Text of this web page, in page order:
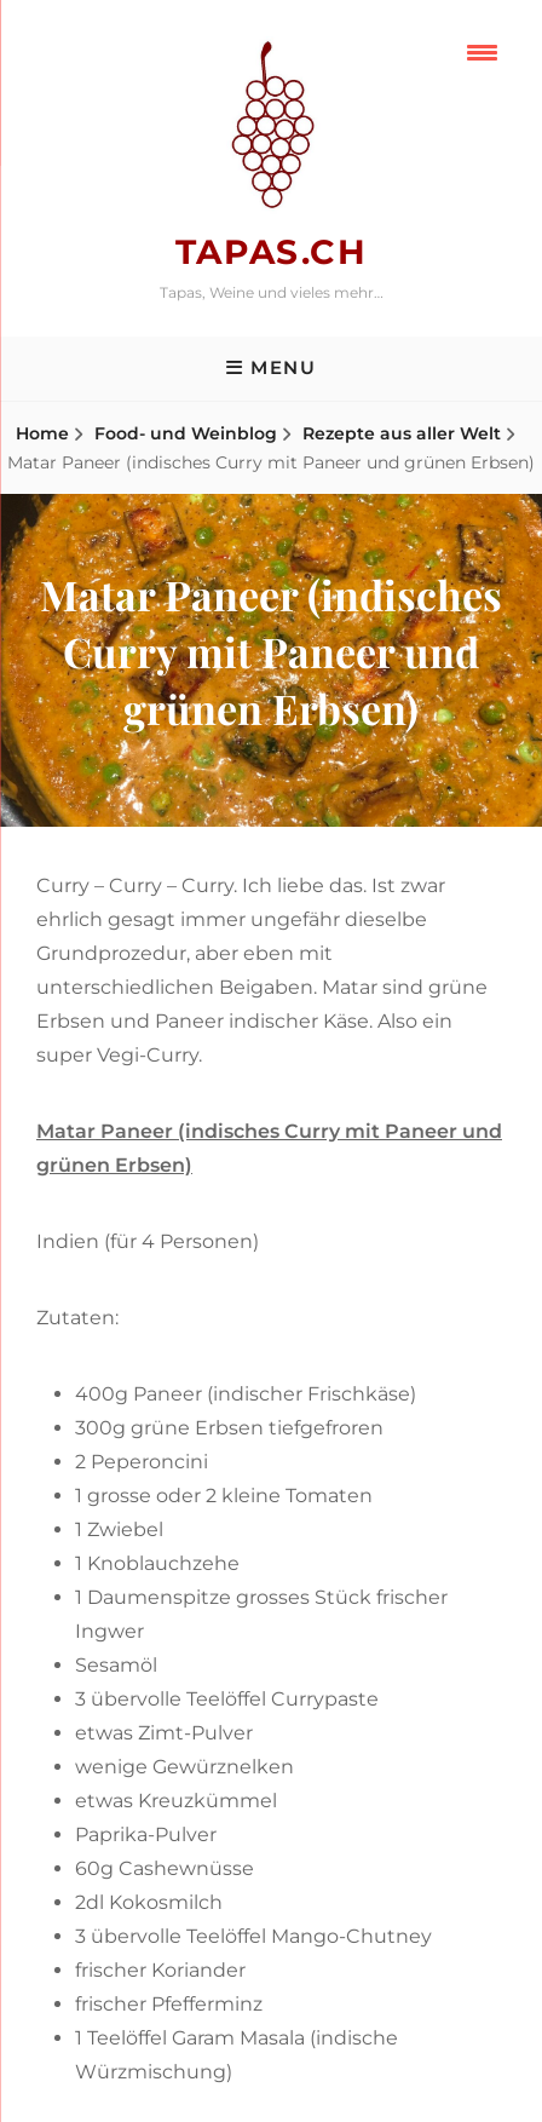
TAPAS.CH
Tapas, Weine und vieles mehr…
MENU
Home Food- und Weinblog
Rezepte aus aller Welt
Matar Paneer (indisches Curry mit Paneer und grünen Erbsen)
Matar Paneer (indisches
Curry mit Paneer und
grünen Erbsen)
Curry – Curry – Curry. Ich liebe das. Ist zwar
ehrlich gesagt immer ungefähr dieselbe
Grundprozedur, aber eben mit
unterschiedlichen Beigaben. Matar sind grüne
Erbsen und Paneer indischer Käse. Also ein
super Vegi-Curry.
Matar Paneer (indisches Curry mit Paneer und
grünen Erbsen)
Indien (für 4 Personen)
Zutaten:
400g Paneer (indischer Frischkäse)
300g grüne Erbsen tiefgefroren
2 Peperoncini
1 grosse oder 2 kleine Tomaten
1 Zwiebel
1 Knoblauchzehe
1 Daumenspitze grosses Stück frischer
Ingwer
Sesamöl
3 übervolle Teelöffel Currypaste
etwas Zimt-Pulver
wenige Gewürznelken
etwas Kreuzkümmel
Paprika-Pulver
60g Cashewnüsse
2dl Kokosmilch
3 übervolle Teelöffel Mango-Chutney
frischer Koriander
frischer Pfefferminz
1 Teelöffel Garam Masala (indische
Würzmischung)